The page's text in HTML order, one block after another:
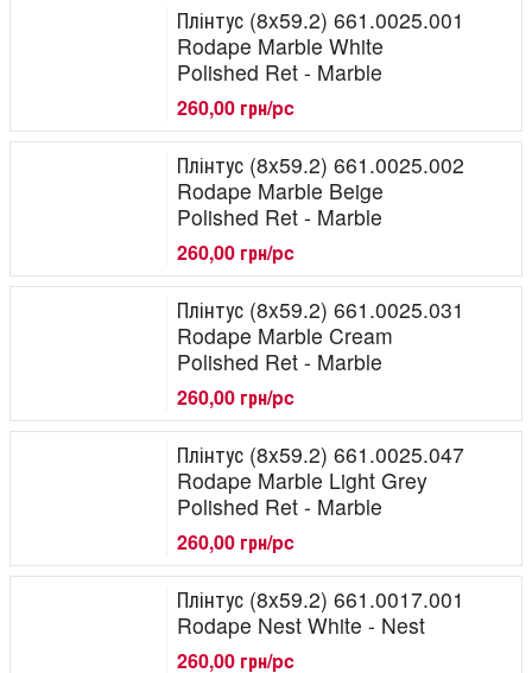
Плінтус (8x59.2) 661.0025.001
Rodape Marble White
Polished Ret - Marble
260,00 грн/pc
Плінтус (8x59.2) 661.0025.002
Rodape Marble Beige
Polished Ret - Marble
260,00 грн/pc
Плінтус (8x59.2) 661.0025.031
Rodape Marble Cream
Polished Ret - Marble
260,00 грн/pc
Плінтус (8x59.2) 661.0025.047
Rodape Marble Light Grey
Polished Ret - Marble
260,00 грн/pc
Плінтус (8x59.2) 661.0017.001
Rodape Nest White - Nest
260,00 грн/pc